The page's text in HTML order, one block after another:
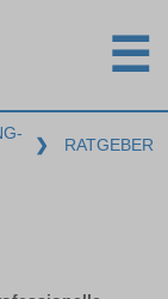
☰
❯ RATGEBER